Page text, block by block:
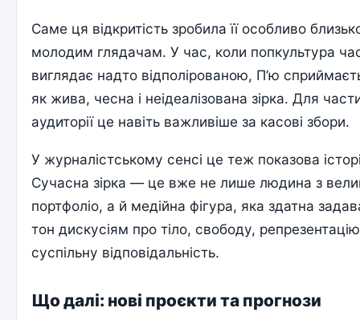
Саме ця відкритість зробила її особливо
молодим глядачам. У час, коли попкультура
виглядає надто відполірованою, П’ю
як жива, чесна і неідеалізована зірка. Для
аудиторії це навіть важливіше за касові збори.
У журналістському сенсі це теж показова
Сучасна зірка — це вже не лише людина з
портфоліо, а й медійна фігура, яка здатна
тон дискусіям про тіло, свободу, репрезентацію
суспільну відповідальність.
Що далі: нові проєкти та прогнози